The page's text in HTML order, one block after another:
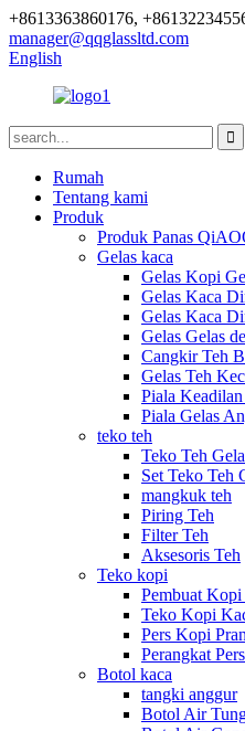
+8613363860176,
manager@qqglassltd.com
English
Rumah
Tentang kami
Produk
Produk Panas
Gelas kaca
Gelas Kopi
Gelas Kaca
Gelas Kaca
Gelas Gelas
Cangkir Teh
Gelas Teh
Piala
Piala Gelas
teko teh
Teko Teh
Set Teko Teh
mangkuk teh
Piring Teh
Filter Teh
Aksesoris Teh
Teko kopi
Pembuat
Teko Kopi
Pers Kopi
Perangkat
Botol kaca
tangki anggur
Botol Air